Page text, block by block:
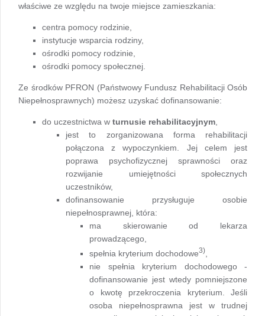
właściwe ze względu na twoje miejsce zamieszkania:
centra pomocy rodzinie,
instytucje wsparcia rodziny,
ośrodki pomocy rodzinie,
ośrodki pomocy społecznej.
Ze środków PFRON (Państwowy Fundusz Rehabilitacji Osób
Niepełnosprawnych) możesz uzyskać dofinansowanie:
do uczestnictwa w turnusie rehabilitacyjnym
jest to zorganizowana forma rehabilitacji
połączona z wypoczynkiem. Jej celem jest
poprawa psychofizycznej sprawności oraz
rozwijanie umiejętności społecznych
uczestników,
dofinansowanie przysługuje osobie
niepełnosprawnej, która:
ma skierowanie od lekarza
prowadzącego,
spełnia kryterium dochodowe3)
nie spełnia kryterium dochodowego -
dofinansowanie jest wtedy pomniejszone
o kwotę przekroczenia kryterium. Jeśli
osoba niepełnosprawna jest w trudnej